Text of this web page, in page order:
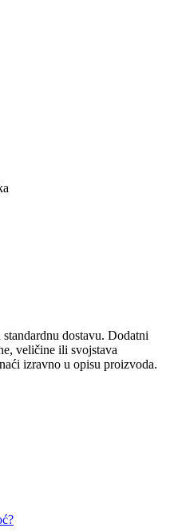
​​dostavu. Dodatni
veličine ili svojstava
izravno u opisu proizvoda.